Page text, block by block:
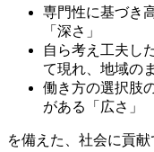
専門性に基づき
「深さ」
自ら考え工夫し
て現れ、地域の
働き方の選択肢
がある「広さ」
を備えた、社会に貢